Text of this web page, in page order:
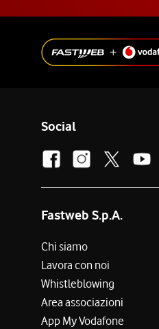
Social
Fastweb S.p.A.
Chi siamo
Lavora con noi
Whistleblowing
Area associazioni
App My Vodafone